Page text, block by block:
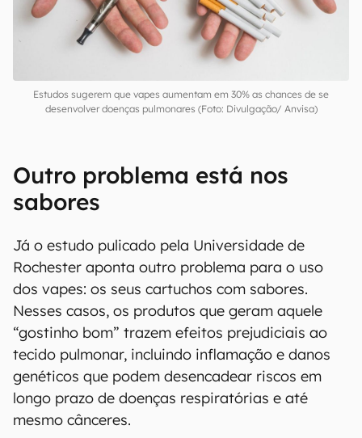
Estudos sugerem que vapes aumentam em 30% as chances de se
desenvolver doenças pulmonares (Foto: Divulgação/ Anvisa)
Outro problema está nos
sabores
Já o estudo pulicado pela Universidade de
Rochester aponta outro problema para o uso
dos vapes: os seus cartuchos com sabores.
Nesses casos, os produtos que geram aquele
“gostinho bom” trazem efeitos prejudiciais ao
tecido pulmonar, incluindo inflamação e danos
genéticos que podem desencadear riscos em
longo prazo de doenças respiratórias e até
mesmo cânceres.